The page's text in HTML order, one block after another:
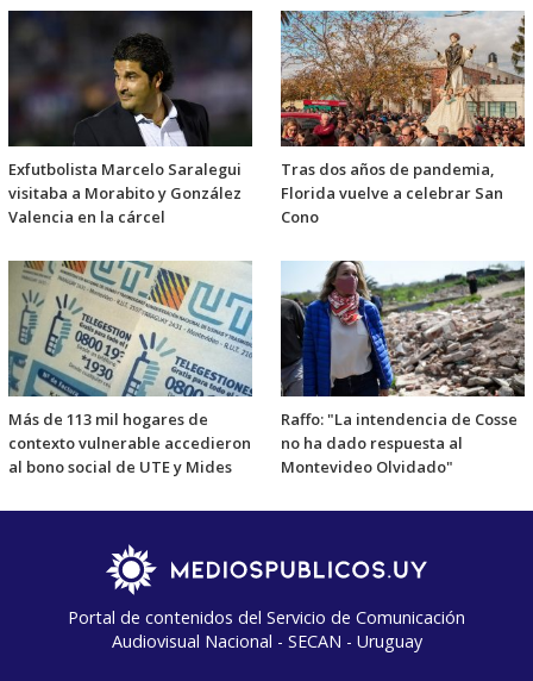
Exfutbolista Marcelo Saralegui
visitaba a Morabito y González
Valencia en la cárcel
Tras dos años de pandemia,
Florida vuelve a celebrar San
Cono
Más de 113 mil hogares de
contexto vulnerable accedieron
al bono social de UTE y Mides
Raffo: "La intendencia de Cosse
no ha dado respuesta al
Montevideo Olvidado"
Portal de contenidos del Servicio de Comunicación
Audiovisual Nacional - SECAN - Uruguay